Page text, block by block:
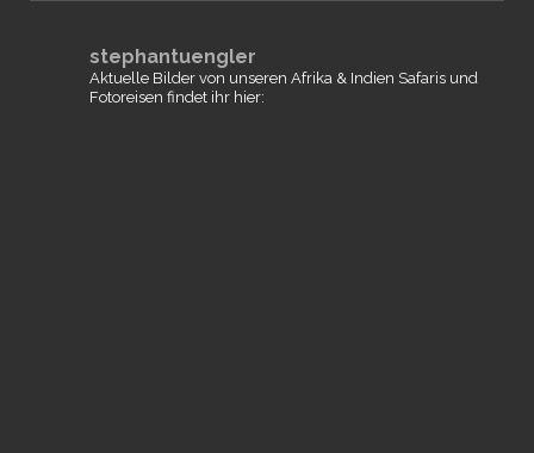
stephantuengler
Aktuelle Bilder von unseren Afrika & Indien Safaris und
Fotoreisen findet ihr hier: